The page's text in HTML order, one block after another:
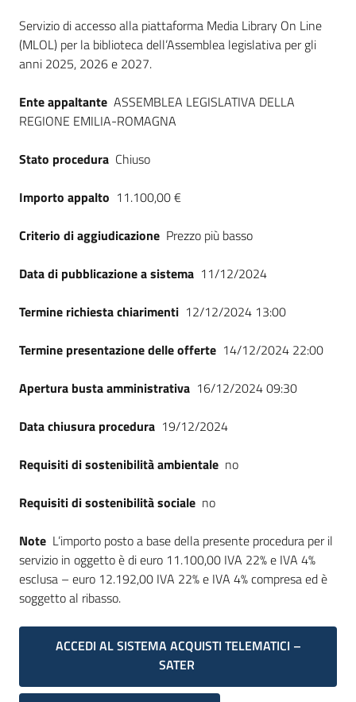
su
Dati del bando
Servizio di accesso alla piattaforma Media Library On Line
(MLOL) per la biblioteca dell’Assemblea legislativa per gli
anni 2025, 2026 e 2027.
Ente appaltante ASSEMBLEA LEGISLATIVA DELLA
REGIONE EMILIA-ROMAGNA
Stato procedura Chiuso
Importo appalto 11.100,00 €
Criterio di aggiudicazione Prezzo più basso
Data di pubblicazione a sistema 11/12/2024
Termine richiesta chiarimenti 12/12/2024 13:00
Termine presentazione delle offerte 14/12/2024 22:00
Apertura busta amministrativa 16/12/2024 09:30
Data chiusura procedura 19/12/2024
Requisiti di sostenibilità ambientale no
Requisiti di sostenibilità sociale no
Note L’importo posto a base della presente procedura per il
servizio in oggetto è di euro 11.100,00 IVA 22% e IVA 4%
esclusa – euro 12.192,00 IVA 22% e IVA 4% compresa ed è
soggetto al ribasso.
ACCEDI AL SISTEMA ACQUISTI TELEMATICI –
SATER